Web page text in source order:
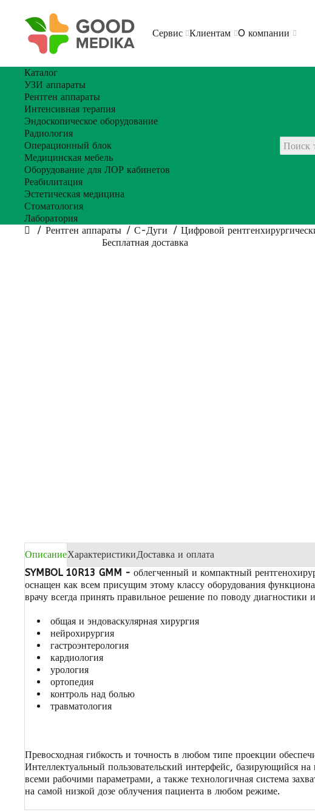
Сервис Клиентам O компании
Каталог
УЗИ аппараты
Рентген аппараты
Интенсивная терапия
Эндоскопическое оборудование
Радиология
Операционный блок
Медицинская мебель
Оборудование для ЛОР кабинетов
Реабилитация
Эстетическая медицина
Стоматология
Лаборатория
Рентген аппараты С-Дуги
Цифровой
Бесплатная доставка
ОписаниеХарактеристикиДоставка и оплата
SYMBOL 10R13 GMM - облегченный и компактный
оснащен как всем присущим этому классу оборудования
врачу всегда принять правильное решение по поводу
общая и эндоваскулярная хирургия
нейрохирургия
гастроэнтерология
кардиология
урология
ортопедия
контроль над болью
травматология
Превосходная гибкость и точность в любом типе проекции
Интеллектуальный пользовательский интерфейс, базирующийся
всеми рабочими параметрами, а также технологичная система
на самой низкой дозе облучения пациента в любом режиме.